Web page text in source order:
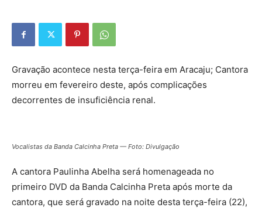
Gravação acontece nesta terça-feira em Aracaju; Cantora
morreu em fevereiro deste, após complicações
decorrentes de insuficiência renal.
Vocalistas da Banda Calcinha Preta — Foto: Divulgação
A cantora Paulinha Abelha será homenageada no
primeiro DVD da Banda Calcinha Preta após morte da
cantora, que será gravado na noite desta terça-feira (22),